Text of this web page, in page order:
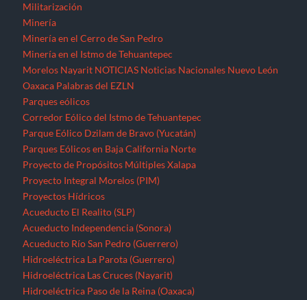
Militarización
Minería
Minería en el Cerro de San Pedro
Minería en el Istmo de Tehuantepec
Morelos Nayarit NOTICIAS Noticias Nacionales Nuevo León
Oaxaca Palabras del EZLN
Parques eólicos
Corredor Eólico del Istmo de Tehuantepec
Parque Eólico Dzilam de Bravo (Yucatán)
Parques Eólicos en Baja California Norte
Proyecto de Propósitos Múltiples Xalapa
Proyecto Integral Morelos (PIM)
Proyectos Hídricos
Acueducto El Realito (SLP)
Acueducto Independencia (Sonora)
Acueducto Río San Pedro (Guerrero)
Hidroeléctrica La Parota (Guerrero)
Hidroeléctrica Las Cruces (Nayarit)
Hidroeléctrica Paso de la Reina (Oaxaca)